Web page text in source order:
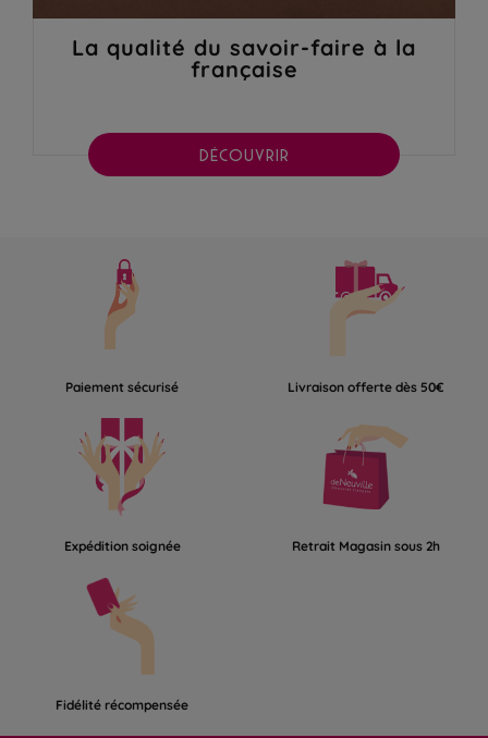
La qualité du savoir-faire à la
française
DÉCOUVRIR
Paiement sécurisé Livraison offerte dès 50€
Expédition soignée Retrait Magasin sous 2h
Fidélité récompensée